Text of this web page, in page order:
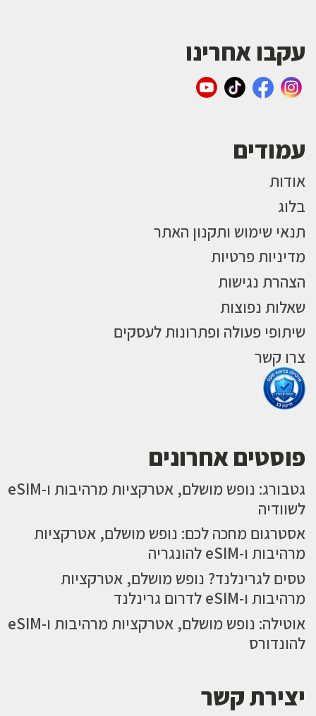
עקבו אחרינו
עמודים
אודות
בלוג
תנאי שימוש ותקנון האתר
מדיניות פרטיות
הצהרת נגישות
שאלות נפוצות
שיתופי פעולה ופתרונות לעסקים
צרו קשר
פוסטים אחרונים
גטבורג: נופש מושלם, אטרקציות מרהיבות ו-eSIM
לשוודיה
אסטרגום מחכה לכם: נופש מושלם, אטרקציות
מרהיבות ו-eSIM להונגריה
טסים לגרינלנד? נופש מושלם, אטרקציות
מרהיבות ו-eSIM לדרום גרינלנד
אוטילה: נופש מושלם, אטרקציות מרהיבות ו-eSIM
להונדורס
יצירת קשר